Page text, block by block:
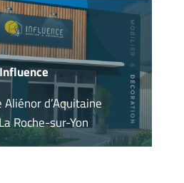
Influence
d’Aquitaine
Roche-sur-Yon